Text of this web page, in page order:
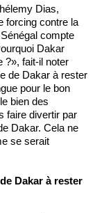
Dias,
forcing contre la
compte
Dakar
?», fait-il noter
de Dakar à rester
pour le bon
bien des
faire divertir par
Dakar. Cela ne
se serait
Dakar à rester